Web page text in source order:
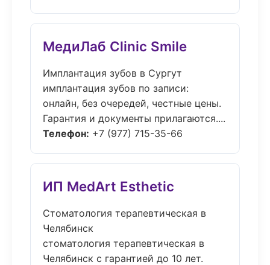
МедиЛаб Clinic Smile
Имплантация зубов в Сургут
имплантация зубов по записи:
онлайн, без очередей, честные цены.
Гарантия и документы прилагаются....
Телефон: +7 (977) 715-35-66
ИП MedArt Esthetic
Стоматология терапевтическая в
Челябинск
стоматология терапевтическая в
Челябинск с гарантией до 10 лет.